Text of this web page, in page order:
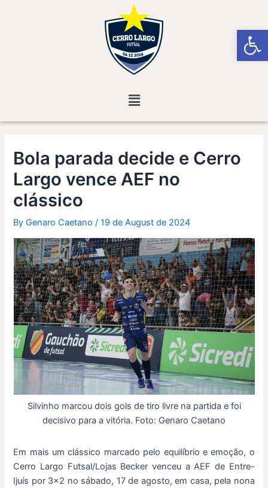
Menu
Bola parada decide e Cerro
Largo vence AEF no
clássico
ByGenaro Caetano/19 de August de 2024
Silvinho marcou dois gols de tiro livre na partida e foi
decisivo para a vitória. Foto: Genaro Caetano
Em mais um clássico marcado pelo equilíbrio e emoção, o
Cerro Largo Futsal/Lojas Becker venceu a AEF de Entre-
Ijuís por 3×2 no sábado, 17 de agosto, em casa, pela nona